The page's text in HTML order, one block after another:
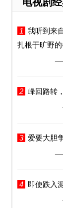
1
我听到来
扎根于旷野的
2 峰回路转
3
爱要大胆
4
即使跌入